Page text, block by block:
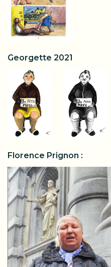
Georgette 2021
Florence Prignon :